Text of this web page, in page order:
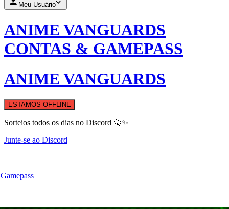
Meu Usuário
ANIME VANGUARDS
CONTAS & GAMEPASS
ANIME VANGUARDS
ESTAMOS OFFLINE
Sorteios todos os dias no Discord 🚀✨
Junte-se ao Discord